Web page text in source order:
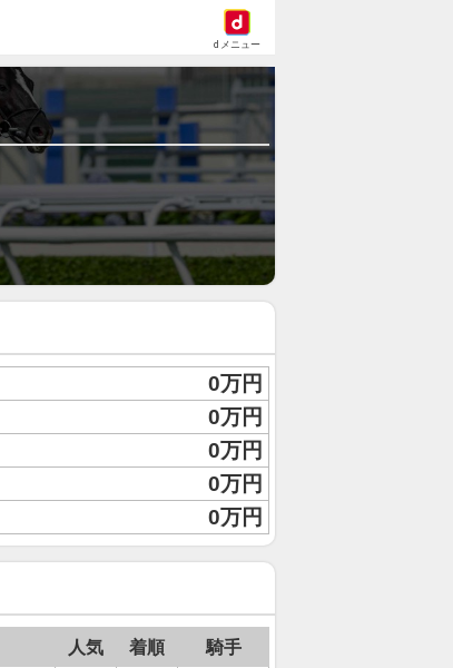
dメニュー
0万円
0万円
0万円
0万円
0万円
人気 着順 騎手